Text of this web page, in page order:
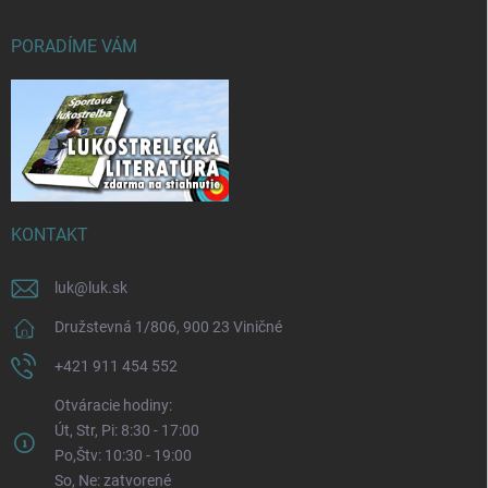
PORADÍME VÁM
KONTAKT
luk@ luk.sk
Družstevná 1/806, 900 23 Viničné
+421 911 454 552
Otváracie hodiny:
Út, Str, Pi: 8:30 - 17:00
Po,Štv: 10:30 - 19:00
So, Ne: zatvorené